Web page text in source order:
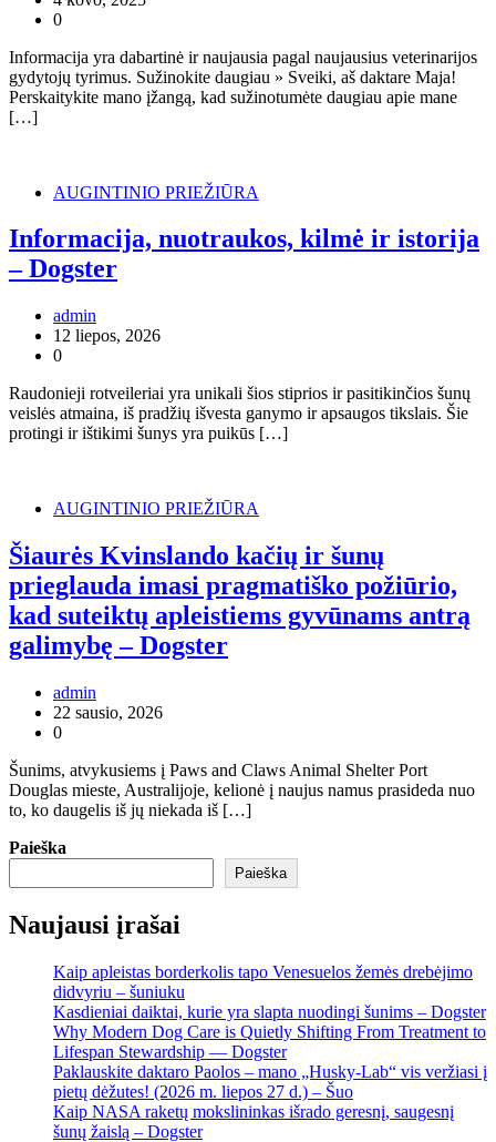
0
Informacija yra dabartinė ir naujausia pagal naujausius veterinarijos
gydytojų tyrimus. Sužinokite daugiau » Sveiki, aš daktare Maja!
Perskaitykite mano įžangą, kad sužinotumėte daugiau apie mane
[…]
AUGINTINIO PRIEŽIŪRA
Informacija, nuotraukos, kilmė ir istorija
– Dogster
admin
12 liepos, 2026
0
Raudonieji rotveileriai yra unikali šios stiprios ir pasitikinčios šunų
veislės atmaina, iš pradžių išvesta ganymo ir apsaugos tikslais. Šie
protingi ir ištikimi šunys yra puikūs […]
AUGINTINIO PRIEŽIŪRA
Šiaurės Kvinslando kačių ir šunų
prieglauda imasi pragmatiško požiūrio,
kad suteiktų apleistiems gyvūnams antrą
galimybę – Dogster
admin
22 sausio, 2026
0
Šunims, atvykusiems į Paws and Claws Animal Shelter Port
Douglas mieste, Australijoje, kelionė į naujus namus prasideda nuo
to, ko daugelis iš jų niekada iš […]
Paieška
Paieška
Naujausi įrašai
Kaip apleistas borderkolis tapo Venesuelos žemės drebėjimo
didvyriu – šuniuku
Kasdieniai daiktai, kurie yra slapta nuodingi šunims – Dogster
Why Modern Dog Care is Quietly Shifting From Treatment to
Lifespan Stewardship — Dogster
Paklauskite daktaro Paolos – mano „Husky-Lab“ vis veržiasi į
pietų dėžutes! (2026 m. liepos 27 d.) – Šuo
Kaip NASA raketų mokslininkas išrado geresnį, saugesnį
šunų žaislą – Dogster